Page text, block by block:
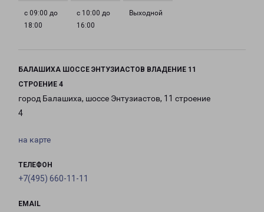
с 09:00 до
18:00
с 10:00 до
16:00
Выходной
БАЛАШИХА ШОССЕ ЭНТУЗИАСТОВ ВЛАДЕНИЕ 11
СТРОЕНИЕ 4
город Балашиха, шоссе Энтузиастов, 11 строение
4
на карте
ТЕЛЕФОН
+7(495) 660-11-11
EMAIL